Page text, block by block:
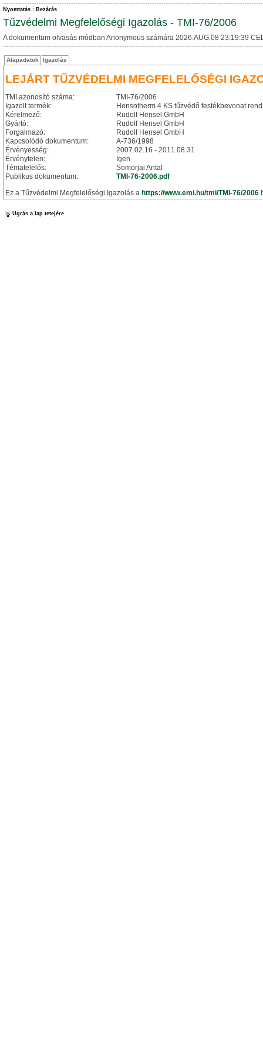
Nyomtatás Bezárás
Tűzvédelmi Megfelelőségi Igazolás - TMI-76/2006
A dokumentum olvasás módban Anonymous számára 2026.AUG.08 23:19:39
Alapadatok Igazolás
LEJÁRT TŰZVÉDELMI MEGFELELŐSÉGI
TMI azonosító száma:
TMI-76/2006
Igazolt termék:
Hensotherm 4 KS tűzvédő festékbevonat
Kérelmező:
Rudolf Hensel GmbH
Gyártó:
Rudolf Hensel GmbH
Forgalmazó:
Rudolf Hensel GmbH
Kapcsolódó dokumentum:
A-736/1998
Érvényesség:
2007.02.16 - 2011.08.31
Érvénytelen:
Igen
Témafelelős:
Somorjai Antal
Publikus dokumentum:
TMI-76-2006.pdf
Ez a Tűzvédelmi Megfelelőségi Igazolás a https://www.emi.hu/tmi/TMI-76/2006
Ugrás a lap tetejére